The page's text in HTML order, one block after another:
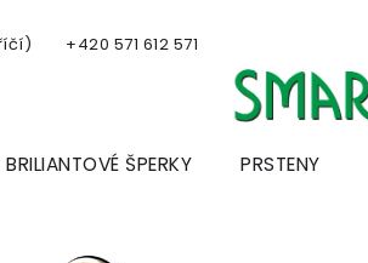
+420 571 612 571
BRILIANTOVÉ ŠPERKY PRSTENY